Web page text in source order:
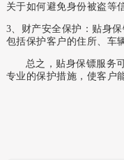
关于如何避免身份被盗等
3、财产安全保护：贴身
包括保护客户的住所、车
总之，贴身保镖服务
专业的保护措施，使客户